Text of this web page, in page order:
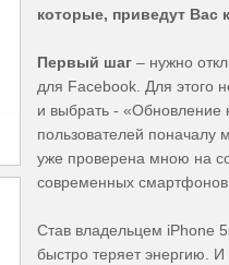
которые, приведут
Первый шаг – нужно
для Facebook. Для этого
и выбрать - «Обновление
пользователей поначалу
уже проверена мною на
современных смартфонов.
Став владельцем iPhone
быстро теряет энергию.